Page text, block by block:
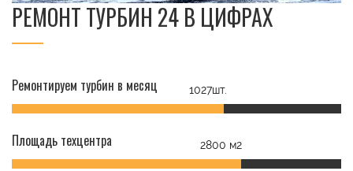
РЕМОНТ ТУРБИН 24 В ЦИФРАХ
Ремонтируем турбин в месяц 1027шт.
Площадь техцентра 2800 м2